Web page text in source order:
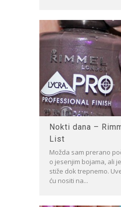
Nokti dana –
List
Možda sam prerano
o jesenjim bojama, ali
stiže dok trepnemo.
ću nositi na...